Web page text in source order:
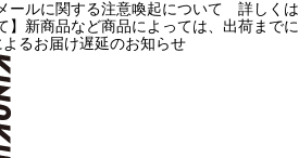
ールに関する注意喚起について 詳しく
】新商品など商品によっては、出荷ま
よるお届け遅延のお知らせ